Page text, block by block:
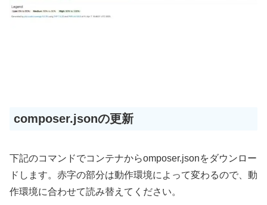
composer.jsonの更新
下記のコマンドでコンテナからomposer.jsonをダウンロー
ドします。赤字の部分は動作環境によって変わるので、動
作環境に合わせて読み替えてください。